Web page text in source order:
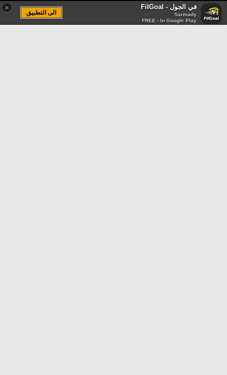
× في الجول - FilGoal
Sarmady
FREE - In Google Play
الى التطبيق